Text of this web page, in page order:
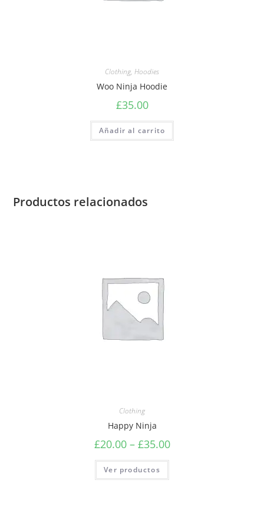
Clothing, Hoodies
Woo Ninja Hoodie
£35.00
Añadir al carrito
Productos relacionados
Clothing
Happy Ninja
£20.00– £35.00
Ver productos